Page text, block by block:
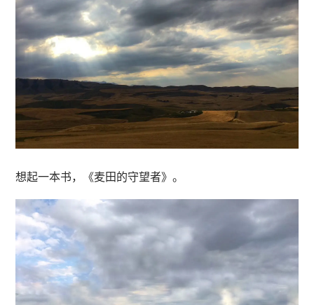
想起一本书，《麦田的守望者》。